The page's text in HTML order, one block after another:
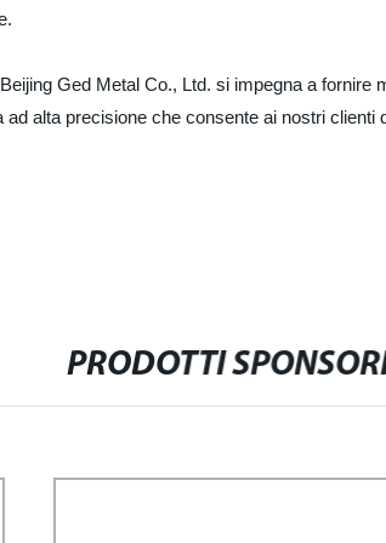
Ged Metal Co., Ltd. si impegna a
alta precisione che consente ai nostri
PRODOTTI